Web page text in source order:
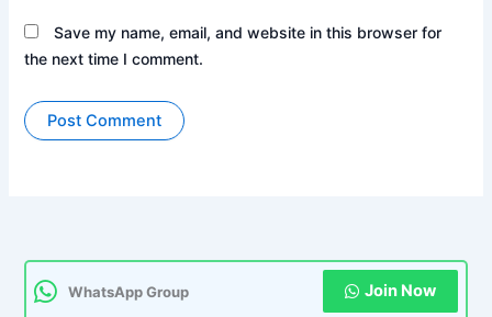
Save my name, email, and website in this browser for
the next time I comment.
WhatsApp Group Join Now